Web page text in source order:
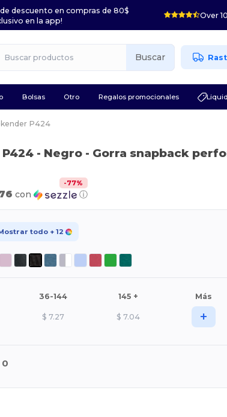
descuento en compras de 80$
en la app!
Over
Buscar
Bolsas Otro Regalos promocionales
P424
P424 - Negro- Gorra snapback
-77%
con ⓘ
todo + 12
36-144 145 + Más
$ 7.27 $ 7.04 +
0